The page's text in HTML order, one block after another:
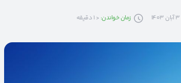
زمان خواندن: < 1 دقیقه